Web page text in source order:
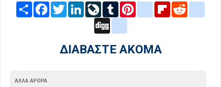
Share FacebookTwitterLinkedInLiveJournal
Tumblr Pinterestblogger_post
Flipboard
ΔΙΑΒΑΣΤΕ ΑΚΟΜΑ
ΆΛΛΑ ΆΡΘΡΑ